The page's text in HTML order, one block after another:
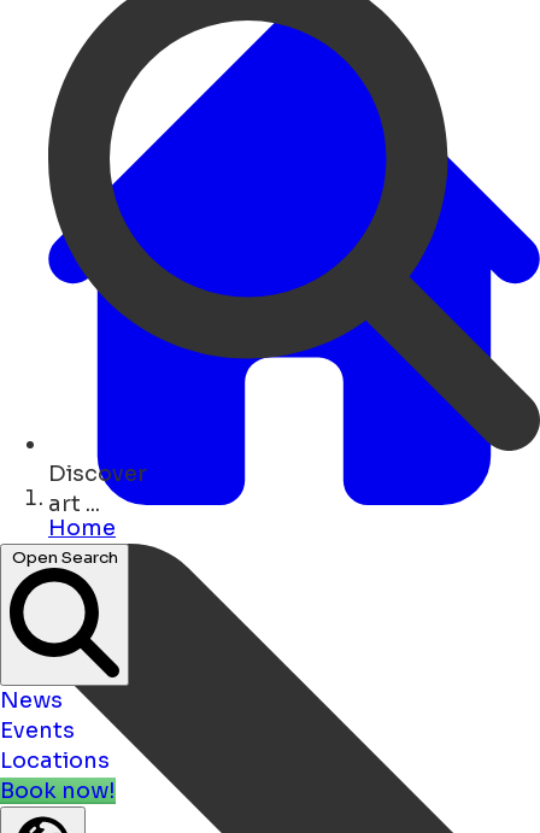
Discover
bars ...
Open Search
News
Events
Locations
Book now!
Home